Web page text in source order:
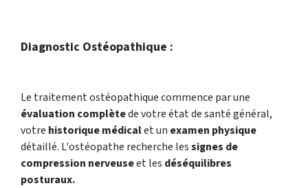
Diagnostic Ostéopathique :
Le traitement ostéopathique commence par une
évaluation complètede votre état de santé général,
votre historique médicalet un examen physique
détaillé. L'ostéopathe recherche lessignes de
compression nerveuseet les déséquilibres
posturaux.